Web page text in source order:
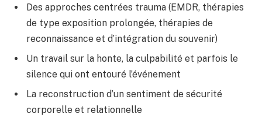
Des approches centrées trauma (EMDR, thérapies
de type exposition prolongée, thérapies de
reconnaissance et d’intégration du souvenir)
Un travail sur la honte, la culpabilité et parfois le
silence qui ont entouré l’événement
La reconstruction d’un sentiment de sécurité
corporelle et relationnelle